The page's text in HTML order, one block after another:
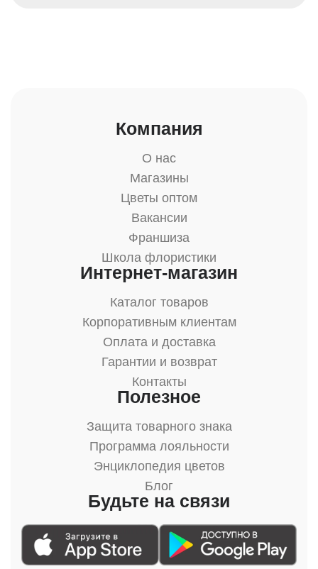
Компания
О нас
Магазины
Цветы оптом
Вакансии
Франшиза
Школа флористики
Интернет-магазин
Каталог товаров
Корпоративным клиентам
Оплата и доставка
Гарантии и возврат
Контакты
Полезное
Защита товарного знака
Программа лояльности
Энциклопедия цветов
Блог
Будьте на связи